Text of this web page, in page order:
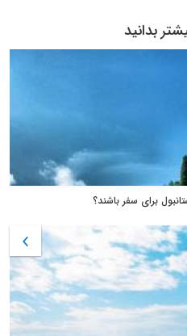
بدانید
برای سفر باشند؟